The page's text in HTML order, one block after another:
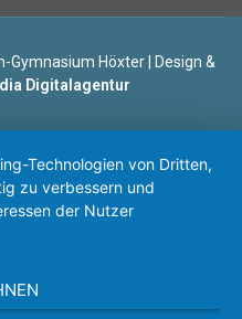
Gymnasium Höxter | Design &
Digitalagentur
Technologien von Dritten,
zu verbessern und
der Nutzer